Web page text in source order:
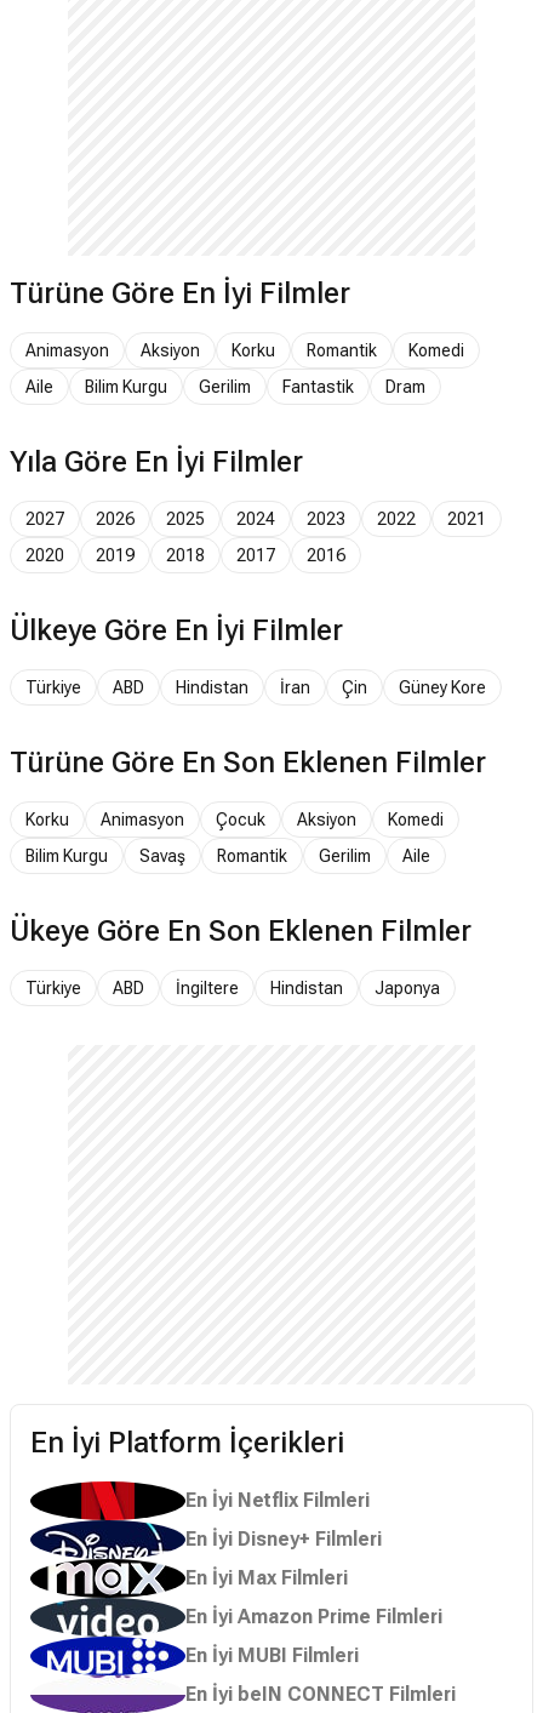
Türüne Göre En İyi Filmler
Animasyon Aksiyon Korku Romantik
Komedi
Aile
Bilim Kurgu Gerilim Fantastik Dram
Yıla Göre En İyi Filmler
2027 2026 2025 2024 2023 2022
2021
2020
2019 2018 2017 2016
Ülkeye Göre En İyi Filmler
Türkiye ABD Hindistan İran Çin Güney Kore
Türüne Göre En Son Eklenen Filmler
Korku Animasyon Çocuk Aksiyon
Komedi
Bilim Kurgu
Savaş Romantik Gerilim Aile
Ükeye Göre En Son Eklenen Filmler
Türkiye ABD İngiltere Hindistan Japonya
En İyi Platform İçerikleri
En İyi Netflix Filmleri
En İyi Disney+ Filmleri
En İyi Max Filmleri
En İyi Amazon Prime Filmleri
En İyi MUBI Filmleri
En İyi beIN CONNECT Filmleri